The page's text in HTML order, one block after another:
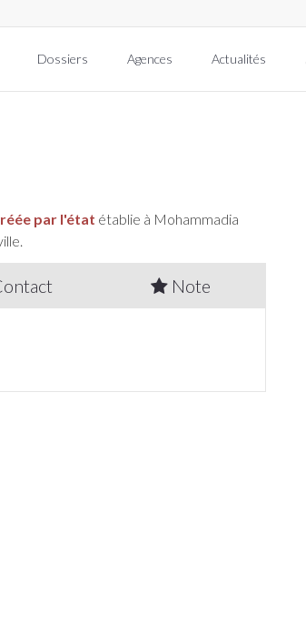
Dossiers Agences Actualités
par l'état établie à Mohammadia
Note